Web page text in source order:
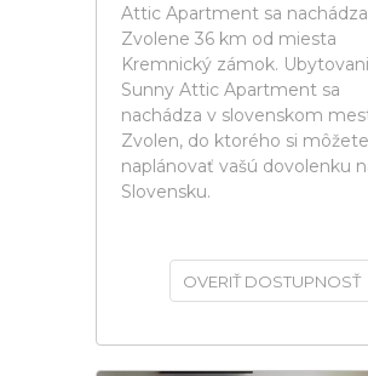
Attic Apartment sa
Zvolene 36 km od miesta
Kremnický zámok.
Sunny Attic Apartment sa
nachádza v slovenskom
Zvolen, do ktorého si môžete
naplánovať vašú dovolenku
Slovensku.
OVERIŤ DOSTUPNOSŤ